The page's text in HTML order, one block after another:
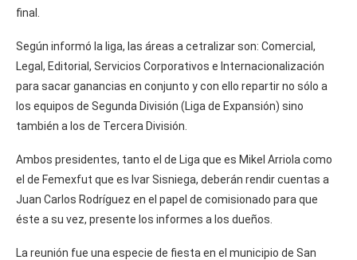
final.
Según informó la liga, las áreas a cetralizar son: Comercial,
Legal, Editorial, Servicios Corporativos e Internacionalización
para sacar ganancias en conjunto y con ello repartir no sólo a
los equipos de Segunda División (Liga de Expansión) sino
también a los de Tercera División.
Ambos presidentes, tanto el de Liga que es Mikel Arriola como
el de Femexfut que es Ivar Sisniega, deberán rendir cuentas a
Juan Carlos Rodríguez en el papel de comisionado para que
éste a su vez, presente los informes a los dueños.
La reunión fue una especie de fiesta en el municipio de San